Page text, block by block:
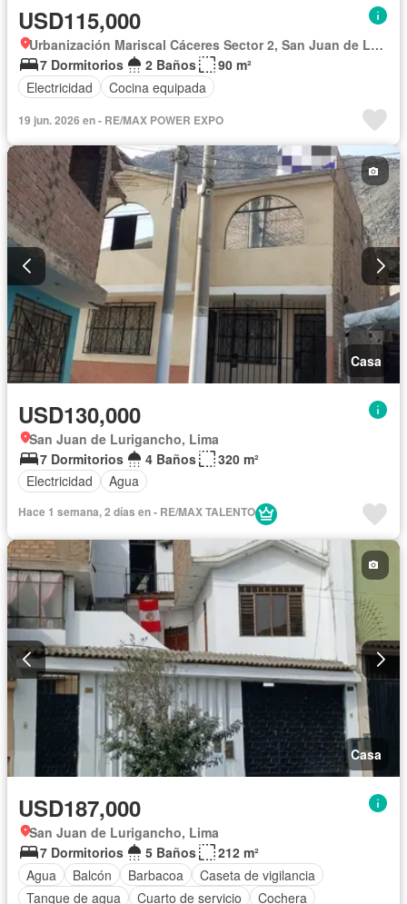
USD115,000
Urbanización Mariscal Cáceres Sector 2, San Juan de Lurigancho
7 Dormitorios
2 Baños
90 m²
Electricidad
Cocina equipada
19 jun. 2026 en - RE/MAX POWER EXPO
Casa
USD130,000
San Juan de Lurigancho, Lima
7 Dormitorios
4 Baños
320 m²
Electricidad
Agua
Hace 1 semana, 2 días en - RE/MAX TALENTO
Casa
USD187,000
San Juan de Lurigancho, Lima
7 Dormitorios
5 Baños
212 m²
Agua
Balcón Barbacoa
Caseta de vigilancia
Tanque de agua
Cuarto de servicio
Cochera